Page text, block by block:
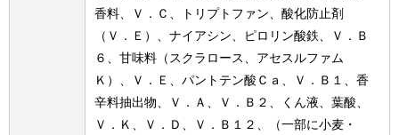
香料、Ｖ．Ｃ、トリプトファン、酸化防止剤
（Ｖ．Ｅ）、ナイアシン、ピロリン酸鉄、Ｖ．Ｂ
６、甘味料（スクラロース、アセスルファム
Ｋ）、Ｖ．Ｅ、パントテン酸Ｃａ、Ｖ．Ｂ１、香
辛料抽出物、Ｖ．Ａ、Ｖ．Ｂ２、くん液、葉酸、
Ｖ．Ｋ、Ｖ．Ｄ、Ｖ．Ｂ１２、（一部に小麦・